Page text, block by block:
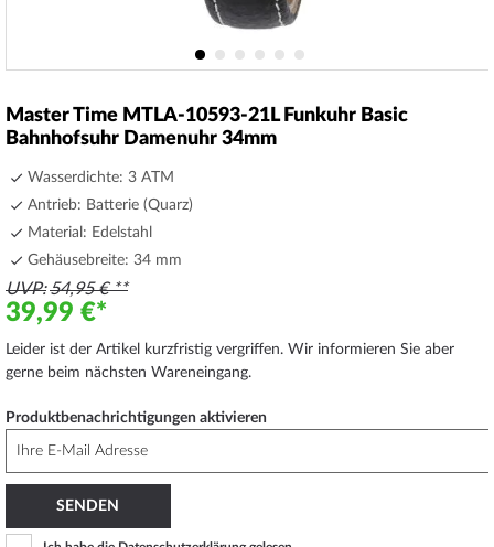
der
Bildergalerie
springen
Master Time MTLA-10593-21L Funkuhr Basic
Bahnhofsuhr Damenuhr 34mm
Wasserdichte: 3 ATM
Antrieb: Batterie (Quarz)
Material: Edelstahl
Gehäusebreite: 34 mm
UVP 54,95 €
39,99 €
Leider ist der Artikel kurzfristig vergriffen. Wir informieren Sie aber
gerne beim nächsten Wareneingang.
Produktbenachrichtigungen aktivieren
SENDEN